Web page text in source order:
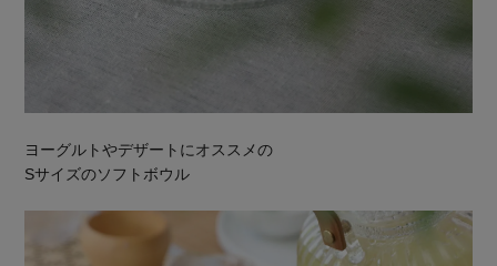
ヨーグルトやデザートにオススメの
Sサイズのソフトボウル